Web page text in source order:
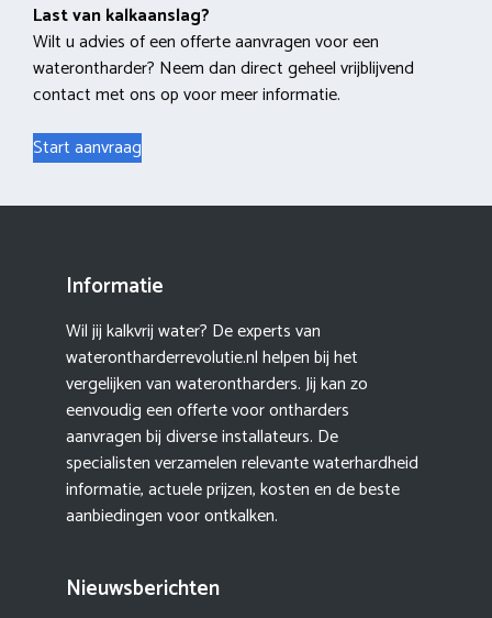
Last van kalkaanslag?
Wilt u advies of een offerte aanvragen voor een
waterontharder? Neem dan direct geheel vrijblijvend
contact met ons op voor meer informatie.
Start aanvraag
Informatie
Wil jij kalkvrij water? De experts van
waterontharderrevolutie.nl helpen bij het
vergelijken van waterontharders. Jij kan zo
eenvoudig een offerte voor ontharders
aanvragen bij diverse installateurs. De
specialisten verzamelen relevante waterhardheid
informatie, actuele prijzen, kosten en de beste
aanbiedingen voor ontkalken.
Nieuwsberichten